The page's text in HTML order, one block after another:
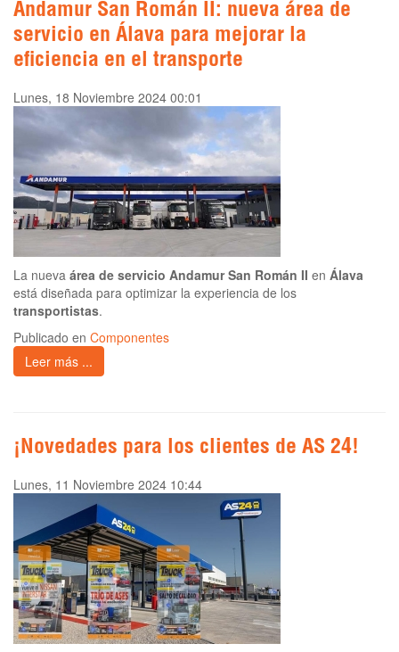
Andamur San Román II: nueva área de
servicio en Álava para mejorar la
eficiencia en el transporte
Lunes, 18 Noviembre 2024 00:01
La nueva área de servicio Andamur San Román II en Álava
está diseñada para optimizar la experiencia de los
transportistas.
Publicado en Componentes
Leer más ...
¡Novedades para los clientes de AS 24!
Lunes, 11 Noviembre 2024 10:44